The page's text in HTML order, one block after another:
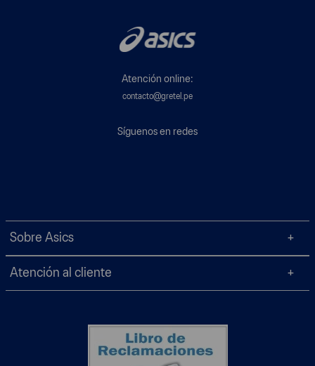
Atención online:
contacto@gretel.pe
Síguenos en redes
Sobre Asics
Atención al cliente